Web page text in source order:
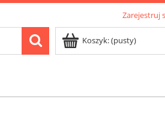
Zarejestruj
Koszyk:(pusty)